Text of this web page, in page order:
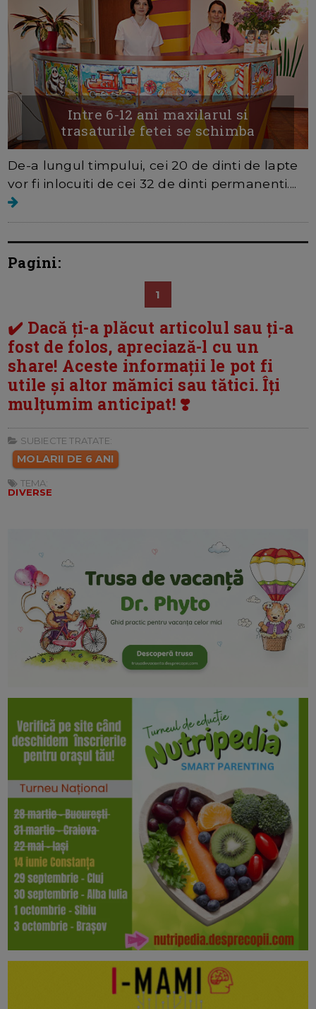
Intre 6-12 ani maxilarul si
trasaturile fetei se schimba
De-a lungul timpului, cei 20 de dinti de lapte
vor fi inlocuiti de cei 32 de dinti permanenti....
Pagini:
1
✔️ Dacă ți-a plăcut articolul sau ți-a
fost de folos, apreciază-l cu un
share! Aceste informații le pot fi
utile și altor mămici sau tătici. Îți
mulțumim anticipat! ❣️
SUBIECTE TRATATE:
MOLARII DE 6 ANI
TEMA:
DIVERSE